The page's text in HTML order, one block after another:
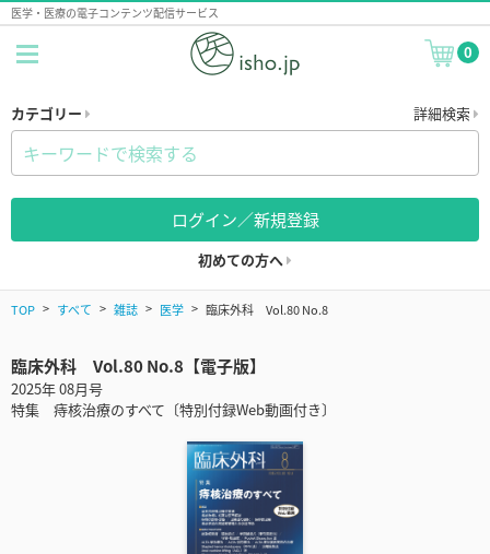
医学・医療の電子コンテンツ配信サービス
0
カテゴリー 詳細検索
ログイン／新規登録
初めての方へ
TOP すべて 雑誌 医学 臨床外科 Vol.80 No.8
臨床外科 Vol.80 No.8【電子版】
2025年 08月号
特集 痔核治療のすべて〔特別付録Web動画付き〕